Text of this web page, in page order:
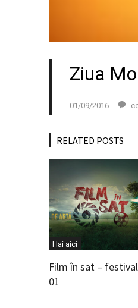
Ziua
01/09/2016
RELATED POSTS
Hai aici
Film în sat –
01